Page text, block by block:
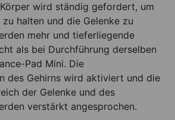
wird ständig gefordert, um
halten und die Gelenke zu
mehr und tieferliegende
als bei Durchführung derselben
Pad Mini. Die
des Gehirns wird aktiviert und die
der Gelenke und des
verstärkt angesprochen.